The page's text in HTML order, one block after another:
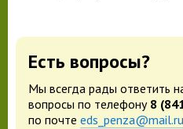
Есть вопросы?
Мы всегда рады ответить
вопросы по телефону 8
по почте eds_penza@mail.ru